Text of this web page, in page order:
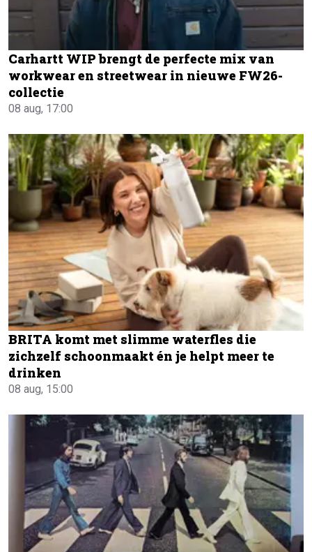
Carhartt WIP brengt de perfecte mix van
workwear en streetwear in nieuwe FW26-
collectie
08 aug, 17:00
BRITA komt met slimme waterfles die
zichzelf schoonmaakt én je helpt meer te
drinken
08 aug, 15:00